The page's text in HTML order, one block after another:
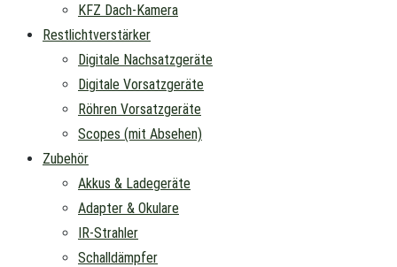
KFZ Dach-Kamera
Restlichtverstärker
Digitale Nachsatzgeräte
Digitale Vorsatzgeräte
Röhren Vorsatzgeräte
Scopes (mit Absehen)
Zubehör
Akkus & Ladegeräte
Adapter & Okulare
IR-Strahler
Schalldämpfer